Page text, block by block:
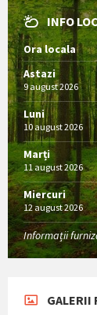
INFO
Ora locala
Astazi
9 august 2026
Luni
10 august 2026
Marți
11 august 2026
Miercuri
12 august 2026
Informații
GALERII